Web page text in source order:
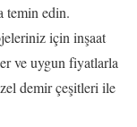
temin edin.
için inşaat
ve uygun fiyatlarla
demir çeşitleri ile